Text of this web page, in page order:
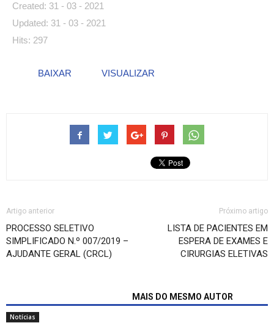
Created: 31 - 03 - 2021
Updated: 31 - 03 - 2021
Hits: 297
BAIXAR VISUALIZAR
Artigo anterior
PROCESSO SELETIVO
SIMPLIFICADO N.º 007/2019 –
AJUDANTE GERAL (CRCL)
Próximo artigo
LISTA DE PACIENTES EM
ESPERA DE EXAMES E
CIRURGIAS ELETIVAS
MAIS DO MESMO AUTOR
Notícias